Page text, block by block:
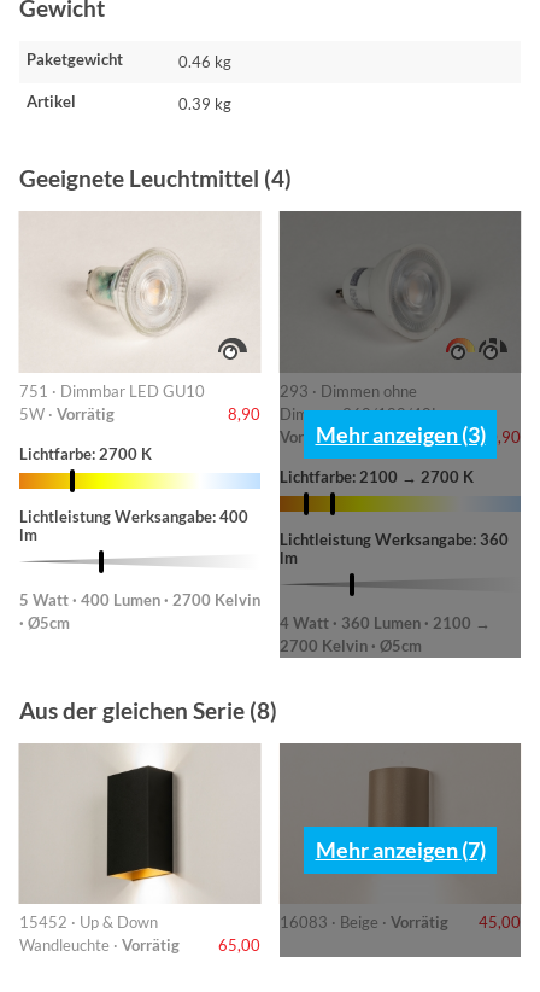
Gewicht
Paketgewicht 0.46 kg
Artikel 0.39 kg
Geeignete Leuchtmittel (4)
751 · Dimmbar LED GU10
5W · Vorrätig 8,90
Lichtfarbe: 2700 K
Lichtleistung Werksangabe: 400
lm
5 Watt · 400 Lumen · 2700 Kelvin
· Ø5cm
293 · Dimmen ohne
Dimmer-360/180/40L ·
Vorrätig
10,90
Lichtfarbe: 2100 → 2700 K
Lichtleistung Werksangabe: 360
lm
4 Watt · 360 Lumen · 2100 →
2700 Kelvin · Ø5cm
Mehr anzeigen (3)
Aus der gleichen Serie (8)
15452 · Up & Down
Wandleuchte · Vorrätig 65,00
16083 · Beige · Vorrätig 45,00
Mehr anzeigen (7)